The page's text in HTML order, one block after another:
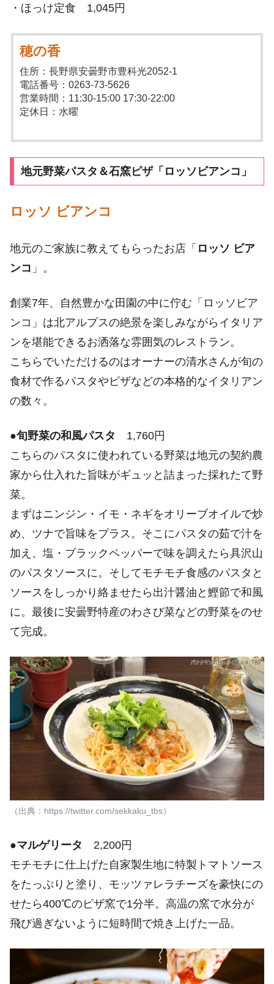
・ほっけ定食 1,045円
穂の香
住所：長野県安曇野市豊科光2052-1
電話番号：0263-73-5626
営業時間：11:30-15:00 17:30-22:00
定休日：水曜
地元野菜パスタ＆石窯ピザ「ロッソビアンコ」
ロッソ ビアンコ
地元のご家族に教えてもらったお店「 ロッソ ビア
ンコ 」。
創業7年、自然豊かな田園の中に佇む「ロッソビア
ンコ」は北アルプスの絶景を楽しみながらイタリア
ンを堪能できるお洒落な雰囲気のレストラン。
こちらでいただけるのはオーナーの清水さんが旬の
食材で作るパスタやピザなどの本格的なイタリアン
の数々。
●旬野菜の和風パスタ 1,760円
こちらのパスタに使われている野菜は地元の契約農
家から仕入れた旨味がギュッと詰まった採れたて野
菜。
まずはニンジン・イモ・ネギをオリーブオイルで炒
め、ツナで旨味をプラス。そこにパスタの茹で汁を
加え、塩・ブラックペッパーで味を調えたら具沢山
のパスタソースに。そしてモチモチ食感のパスタと
ソースをしっかり絡ませたら出汁醤油と鰹節で和風
に。最後に安曇野特産のわさび菜などの野菜をのせ
て完成。
（出典：https://twitter.com/sekkaku_tbs）
●マルゲリータ 2,200円
モチモチに仕上げた自家製生地に特製トマトソース
をたっぷりと塗り、モッツァレラチーズを豪快にの
せたら400℃のピザ窯で1分半。高温の窯で水分が
飛び過ぎないように短時間で焼き上げた一品。